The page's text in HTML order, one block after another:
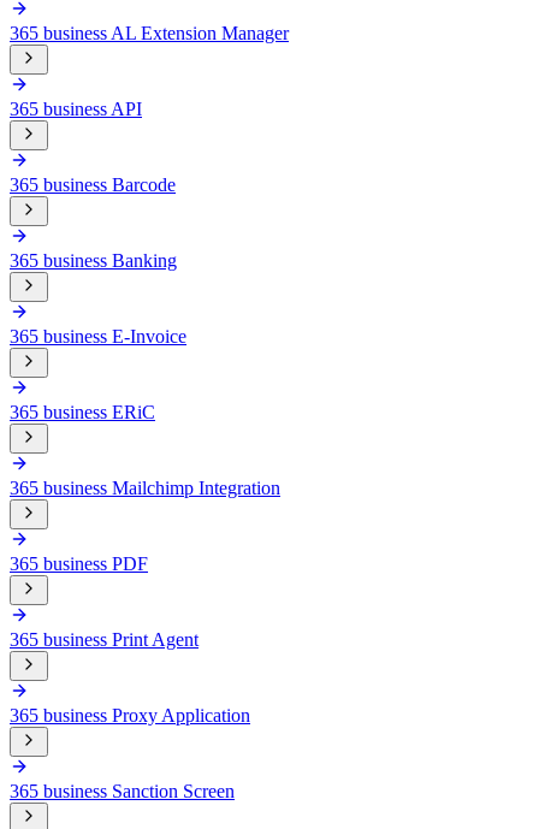
365 business AL Extension Manager
365 business API
365 business Barcode
365 business Banking
365 business E-Invoice
365 business ERiC
365 business Mailchimp Integration
365 business PDF
365 business Print Agent
365 business Proxy Application
365 business Sanction Screen